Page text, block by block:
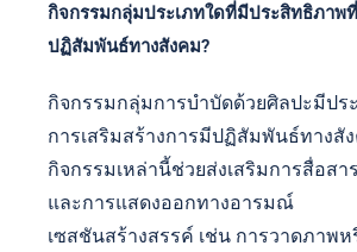
กิจกรรมกลุ่มประเภทใดที่มีประสิทธิภาพ
ปฏิสัมพันธ์ทางสังคม?
กิจกรรมกลุ่มการบำบัดด้วยศิลปะมีปร
การเสริมสร้างการมีปฏิสัมพันธ์ทางสั
กิจกรรมเหล่านี้ช่วยส่งเสริมการสื่อส
และการแสดงออกทางอารมณ์
เซสชันสร้างสรรค์ เช่น การวาดภาพ